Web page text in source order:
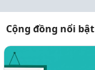
Cộng đồng nổi bật